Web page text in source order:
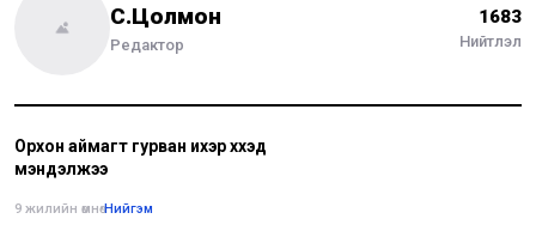
С.Цолмон
Редактор
1683
Нийтлэл
Орхон аймагт гурван ихэр хүүхэд
мэндэлжээ
9 жилийн өмнө•Нийгэм